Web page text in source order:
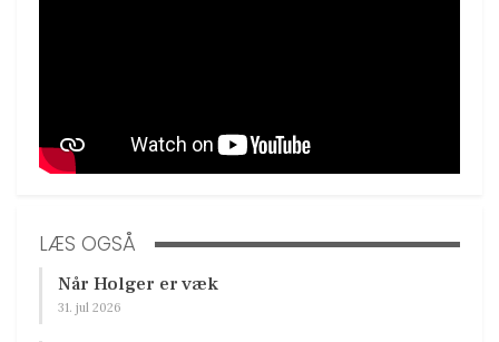
LÆS OGSÅ
Når Holger er væk
31. jul 2026